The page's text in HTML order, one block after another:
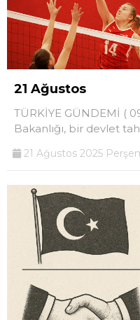
21 Ağustos
TÜRKİYE GÜNDEMİ (
Bakanlığı, bir devlet
21 Ağustos 2025